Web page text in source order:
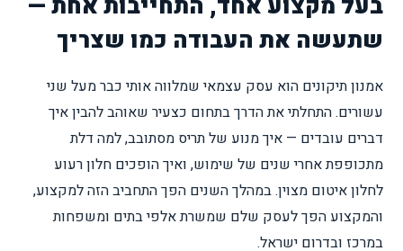
שתעשה את העבודה כמו שצריך
אמנון תיקונים הוא עסק עצמאי שמלווה אותי כבר מעל שני
עשורים. התחלתי את הדרך בתחום כצעיר שאוהב להבין איך
דברים עובדים — איך מנוע של תריס מסתובב, למה דלת
מתכופפת אחרי שנים של שימוש, ואיך הופכים חלון רעוע
לחלון איטום מצוין. במהלך השנים הפך התחביב הזה למקצוע,
והמקצוע הפך לעסק שלם שמשרת אלפי בתים ומשפחות
במרכז ובדרום ישראל.